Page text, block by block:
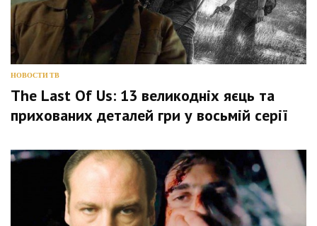
НОВОСТИ ТВ
The Last Of Us: 13 великодніх яєць та
прихованих деталей гри у восьмій серії